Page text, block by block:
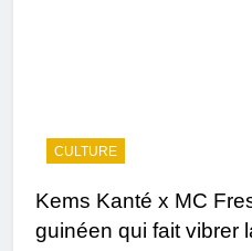
CULTURE
Kems Kanté x MC
guinéen qui fait vibrer